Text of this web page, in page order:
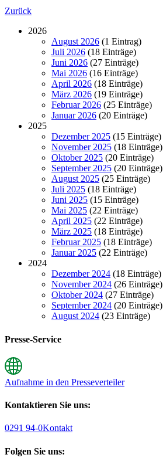
Zurück
2026
August 2026 (1 Eintrag)
Juli 2026 (18 Einträge)
Juni 2026 (27 Einträge)
Mai 2026 (16 Einträge)
April 2026 (18 Einträge)
März 2026 (19 Einträge)
Februar 2026 (25 Einträge)
Januar 2026 (20 Einträge)
2025
Dezember 2025 (15 Einträge)
November 2025 (18 Einträge)
Oktober 2025 (20 Einträge)
September 2025 (20 Einträge)
August 2025 (25 Einträge)
Juli 2025 (18 Einträge)
Juni 2025 (15 Einträge)
Mai 2025 (22 Einträge)
April 2025 (22 Einträge)
März 2025 (18 Einträge)
Februar 2025 (18 Einträge)
Januar 2025 (22 Einträge)
2024
Dezember 2024 (18 Einträge)
November 2024 (26 Einträge)
Oktober 2024 (27 Einträge)
September 2024 (20 Einträge)
August 2024 (23 Einträge)
Presse-Service
Aufnahme in den Presseverteiler
Kontaktieren Sie uns:
0291 94-0Kontakt
Folgen Sie uns: